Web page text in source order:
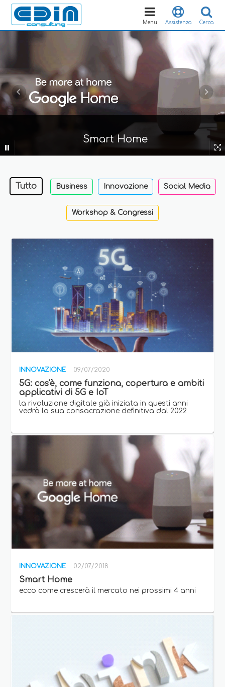
Cerca
Assistenza
Toggle
navigation
Menu
Smart Home
Tutto Business Innovazione Social Media
Workshop & Congressi
INNOVAZIONE 09/07/2020
5G: cos'è, come funziona, copertura e ambiti
applicativi di 5G e IoT
la rivoluzione digitale già iniziata in questi anni
vedrà la sua consacrazione definitiva dal 2022
INNOVAZIONE 02/07/2018
Smart Home
ecco come crescerà il mercato nei prossimi 4 anni